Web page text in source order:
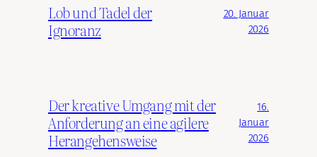
Lob und Tadel der
Ignoranz
20. Januar
2026
Der kreative Umgang mit der
Anforderung an eine agilere
Herangehensweise
16.
Januar
2026